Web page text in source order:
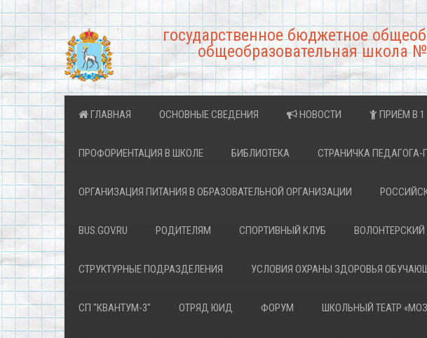
государственное бюджетное
общеобразовательная школа
ГЛАВНАЯ ОСНОВНЫЕ СВЕДЕНИЯ НОВОСТИ ПРИЁМ В
ПРОФОРИЕНТАЦИЯ В ШКОЛЕ БИБЛИОТЕКА СТРАНИЧКА
ОРГАНИЗАЦИЯ ПИТАНИЯ В ОБРАЗОВАТЕЛЬНОЙ ОРГАНИЗАЦИИ
BUS.GOV.RU РОДИТЕЛЯМ СПОРТИВНЫЙ КЛУБ
СТРУКТУРНЫЕ ПОДРАЗДЕЛЕНИЯ УСЛОВИЯ ОХРАНЫ ЗДОРОВЬЯ
СП "КВАНТУМ-3" ОТРЯД ЮИД ФОРУМ ШКОЛЬНЫЙ ТЕАТР